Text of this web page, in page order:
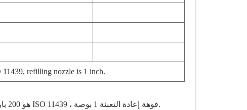
refilling nozzle is 1 inch.
أسطوانات 8 * 260 لتر ، ضغط الغاز الطبيعي المضغوط CNG هو 200 بار ، بمعيار ISO 11439 ، فوهة إعادة التعبئة 1 بوصة.